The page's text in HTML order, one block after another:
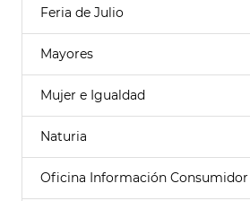
Feria de Julio
Mayores
Mujer e Igualdad
Naturia
Oficina Información Consumidor